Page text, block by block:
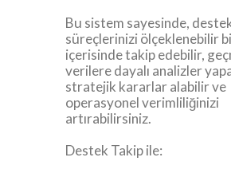
Bu sistem sayesinde,
süreçlerinizi ölçeklenebilir
içerisinde takip edebilir,
verilere dayalı analizler
stratejik kararlar alabilir ve
operasyonel verimliliğinizi
artırabilirsiniz.
Destek Takip ile: